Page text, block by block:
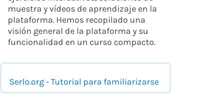
muestra y vídeos de aprendizaje en la
plataforma. Hemos recopilado una
visión general de la plataforma y su
funcionalidad en un curso compacto.
Serlo.org - Tutorial para familiarizarse